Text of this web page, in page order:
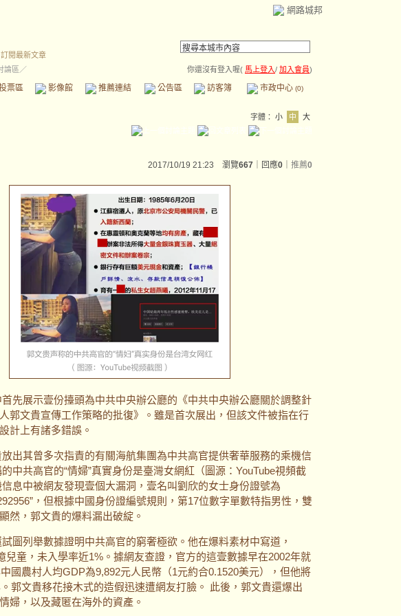
網路城邦
訂閱最新文章
論區／ 你還沒有登入喔( 馬上登入/ 加入會員)
票區 影像館 推薦連結 公告區 訪客簿 市政中心 (0)
字體： 小 中 大
2017/10/19 21:23 瀏覽667 ｜回應0 推薦0
先展示壹份擡頭為中共中央辦公廳的《中共中央辦公廳關於調整針
郭文貴宣傳工作策略的批復》。雖是首次展出，但該文件被指在行
計上有諸多錯誤。
出其曾多次指責的有關海航集團為中共高官提供奢華服務的乘機信
中共高官的“情婦”真實身份是臺灣女網紅（圖源：YouTube視頻截
信息中被網友發現壹個大漏洞，壹名叫劉欣的女士身份證號為
，但根據中國身份證編號規則，第17位數字單數特指男性，雙
然，郭文貴的爆料漏出破綻。
圖列舉數據證明中共高官的窮奢極欲。他在爆料素材中寫道，
兒童，未入學率近1%。據網友查證，官方的這壹數據早在2002年就
國農村人均GDP為9,892元人民幣（1元約合0.1520美元），但他將
郭文貴移花接木式的造假迅速遭網友打臉。 此後，郭文貴還爆出
婦，以及藏匿在海外的資產。